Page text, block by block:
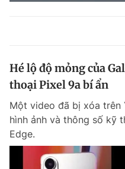
Hé lộ độ mỏng của
thoại Pixel 9a bí ẩn
Một video đã bị xóa trên
hình ảnh và thông số kỹ
Edge.